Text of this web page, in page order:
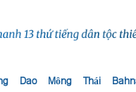
Dao Mông Thái